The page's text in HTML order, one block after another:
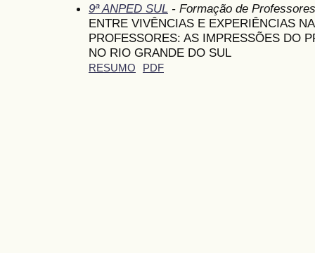
9ª ANPED SUL - Formação de Professores
ENTRE VIVÊNCIAS E EXPERIÊNCIAS
PROFESSORES: AS IMPRESSÕES DO
NO RIO GRANDE DO SUL
RESUMO PDF